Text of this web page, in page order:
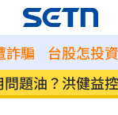
詐騙 台股怎投資
埋田裡！1年後